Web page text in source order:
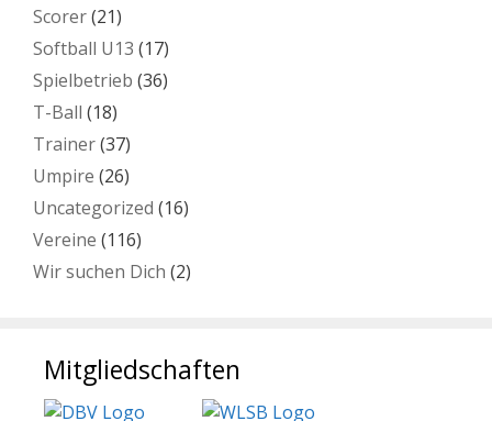
Scorer(21)
Softball U13 (17)
Spielbetrieb (36)
T-Ball (18)
Trainer(37)
Umpire (26)
Uncategorized (16)
Vereine (116)
Wir suchen Dich (2)
Mitgliedschaften